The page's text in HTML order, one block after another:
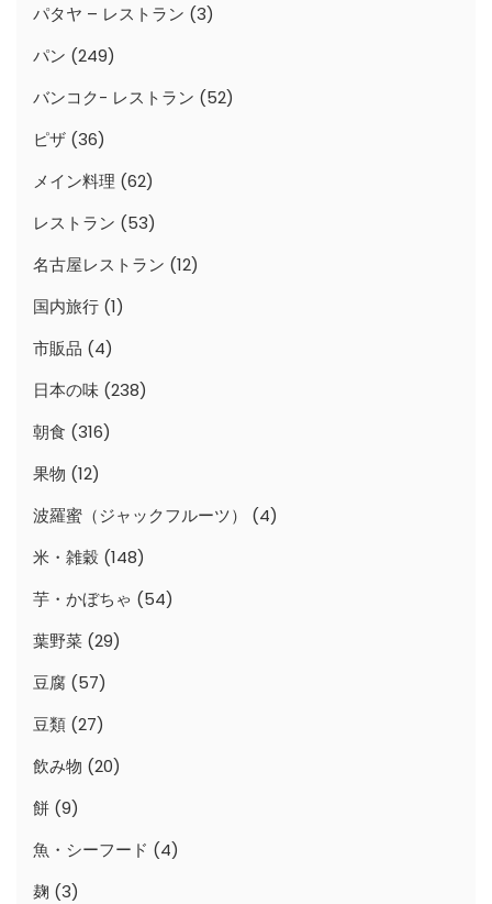
パタヤ – レストラン (3)
パン (249)
バンコク- レストラン (52)
ピザ (36)
メイン料理 (62)
レストラン (53)
名古屋レストラン (12)
国内旅行 (1)
市販品 (4)
日本の味 (238)
朝食 (316)
果物 (12)
波羅蜜（ジャックフルーツ）
(4)
米・雑穀 (148)
芋・かぼちゃ (54)
葉野菜 (29)
豆腐 (57)
豆類 (27)
飲み物 (20)
餅 (9)
魚・シーフード (4)
麹 (3)